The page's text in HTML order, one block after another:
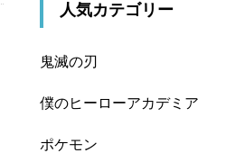
人気カテゴリー
鬼滅の刃
僕のヒーローアカデミア
ポケモン